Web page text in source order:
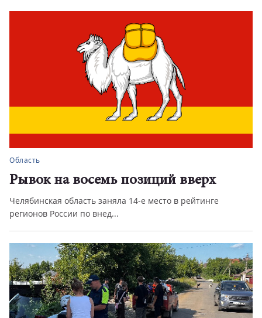
Область
Рывок на восемь позиций вверх
Челябинская область заняла 14-е место в рейтинге
регионов России по внед...